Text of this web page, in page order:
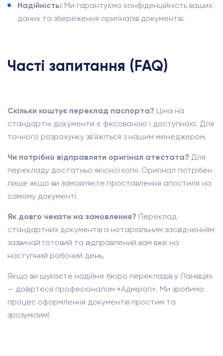
Надійність: Ми гарантуємо конфіденційність ваших
даних та збереження оригіналів документів.
Часті запитання (FAQ)
Скільки коштує переклад паспорта? Ціна на
стандартні документи є фіксованою і доступною. Для
точного розрахунку зв'яжіться з нашим менеджером.
Чи потрібно відправляти оригінал атестата? Для
перекладу достатньо якісної копії. Оригінал потрібен
лише якщо ви замовляєте проставлення апостиля на
самому документі.
Як довго чекати на замовлення? Переклад
стандартних документів із нотаріальним засвідченням
зазвичай готовий та відправлений вам вже на
наступний робочий день.
Якщо ви шукаєте надійне бюро перекладів у Ланівцях
— довіртеся професіоналам «Адмірал». Ми зробимо
процес оформлення документів простим та
зрозумілим!